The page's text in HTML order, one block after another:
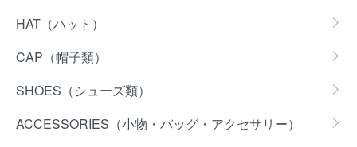
HAT（ハット）
CAP（帽子類）
SHOES（シューズ類）
ACCESSORIES（小物・バッグ・アクセサリー）